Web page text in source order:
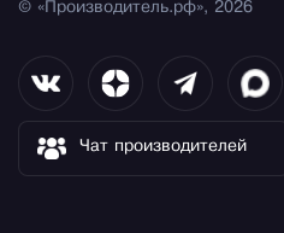
© «Производитель.рф», 2026
Чат производителей